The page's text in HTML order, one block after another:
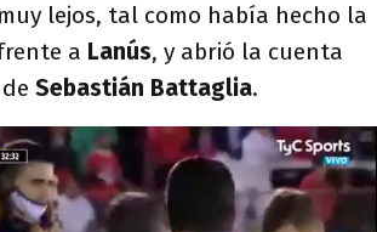
lejos, tal como había hecho la
a Lanús, y abrió la cuenta
Sebastián Battaglia.